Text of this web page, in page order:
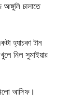
চালাতে
হ্যাচকা টান
নিল সুমাইয়ার
আসিফ।